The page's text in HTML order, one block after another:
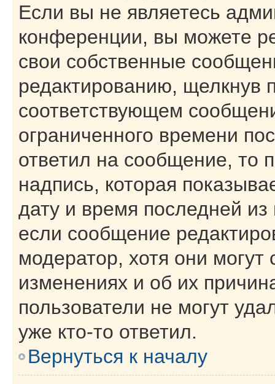
Если вы не являетесь
конференции, вы можете
свои собственные
редактированию, щелкнув
соответствующем
ограниченного времени
ответил на сообщение, то
надпись, которая
дату и время последней
если сообщение
модератор, хотя они
изменениях и об их
пользователи не могут
уже кто-то ответил.
Вернуться к началу